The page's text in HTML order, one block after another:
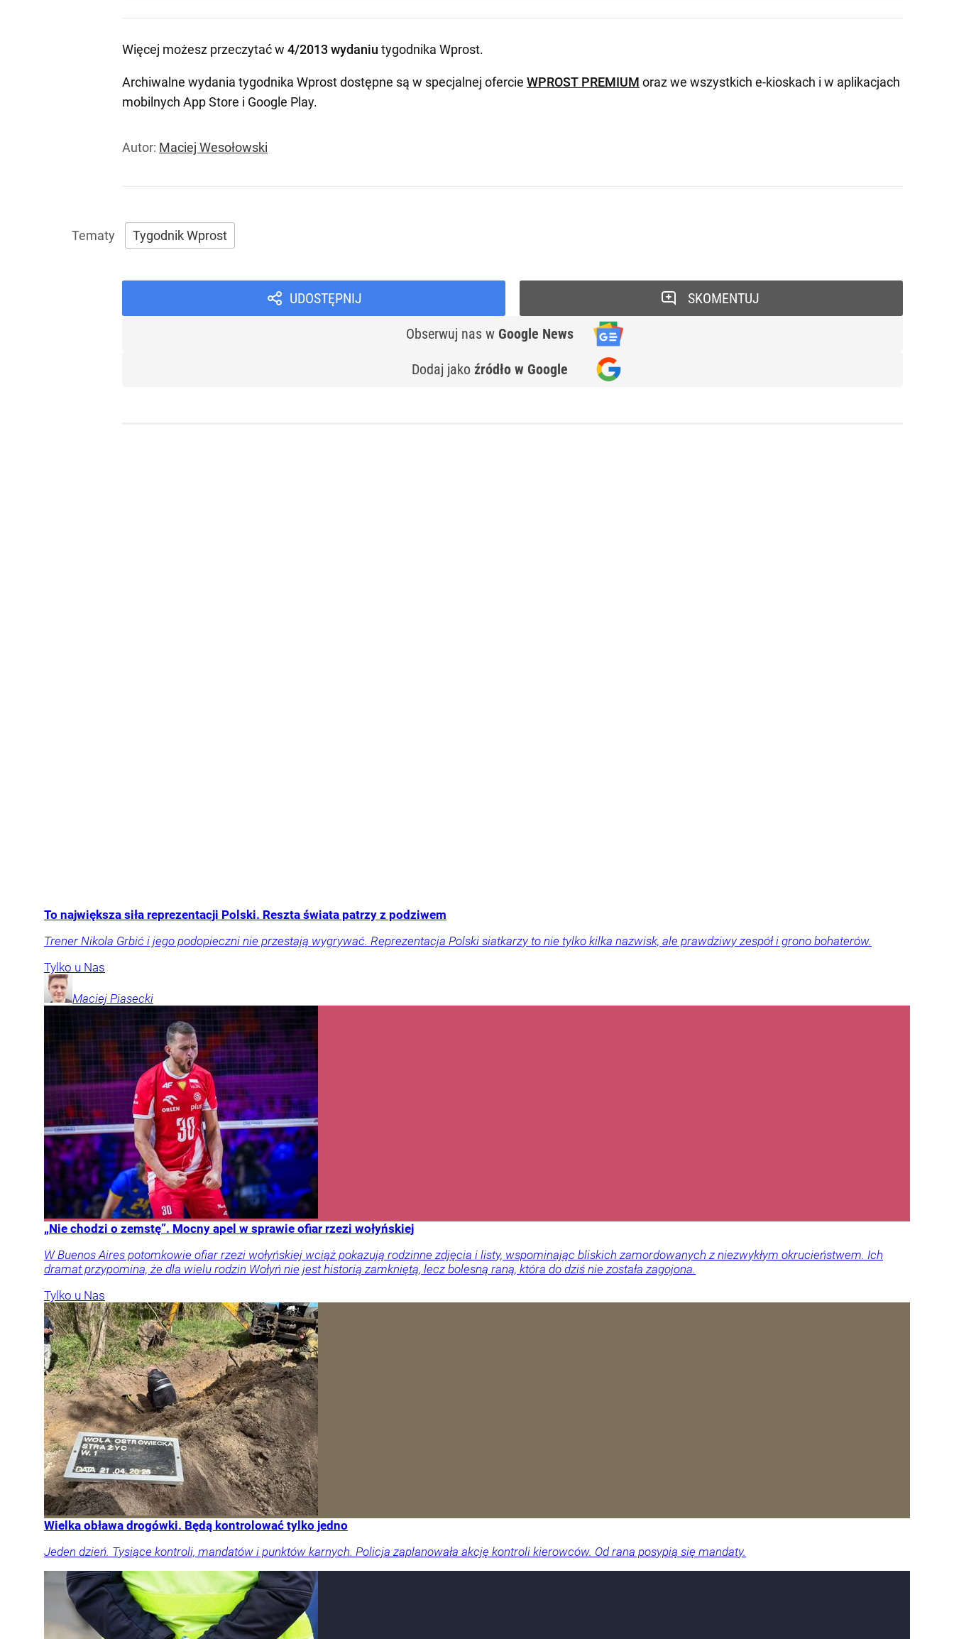
Więcej możesz przeczytać w 4/2013 wydaniu tygodnika Wprost.
Archiwalne wydania tygodnika Wprost dostępne są w specjalnej ofercie WPROST PREMIUM oraz we wszystkich e-kioskach i w aplikacjach
mobilnych App Store i Google Play.
Autor: Maciej Wesołowski
Tygodnik Wprost
UDOSTĘPNIJ
Obserwuj nas w Google News
Dodaj jako źródło w Google
SKOMENTUJ
To największa siła reprezentacji Polski. Reszta świata patrzy z podziwem
Trener Nikola Grbić i jego podopieczni nie przestają wygrywać. Reprezentacja Polski siatkarzy to nie tylko kilka nazwisk, ale prawdziwy zespół i grono bohaterów.
Tylko u Nas
Maciej Piasecki
„Nie chodzi o zemstę”. Mocny apel w sprawie ofiar rzezi wołyńskiej
W Buenos Aires potomkowie ofiar rzezi wołyńskiej wciąż pokazują rodzinne zdjęcia i listy, wspominając bliskich zamordowanych z niezwykłym okrucieństwem. Ich
dramat przypomina, że dla wielu rodzin Wołyń nie jest historią zamkniętą, lecz bolesną raną, która do dziś nie została zagojona.
Tylko u Nas
Wielka obława drogówki. Będą kontrolować tylko jedno
Jeden dzień. Tysiące kontroli, mandatów i punktów karnych. Policja zaplanowała akcję kontroli kierowców. Od rana posypią się mandaty.